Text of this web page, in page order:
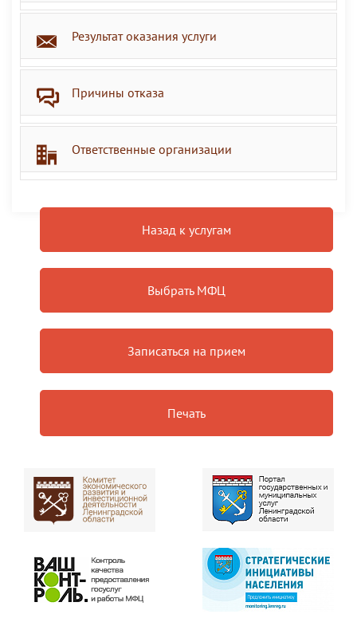
Результат оказания услуги
Причины отказа
Ответственные организации
Назад к услугам
Выбрать МФЦ
Записаться на прием
Печать